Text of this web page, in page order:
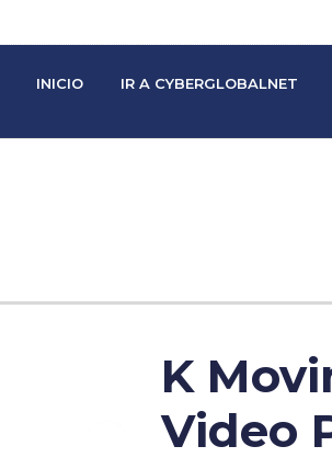
INICIO IR A CYBERGLOBALNET
K
Video